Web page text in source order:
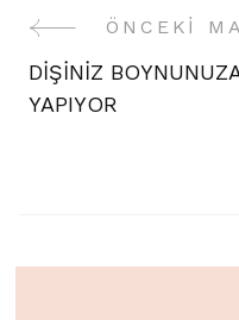
Yazı
Gezinme
ÖNCEKI
DİŞİNİZ
YAPIYOR